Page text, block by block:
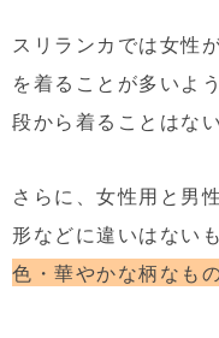
スリランカでは女性
を着ることが多いよ
段から着ることはな
さらに、女性用と男
形などに違いはない
色・華やかな柄なも